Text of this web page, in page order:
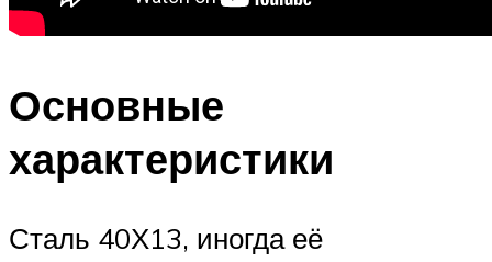
Основные
характеристики
Сталь 40Х13, иногда её